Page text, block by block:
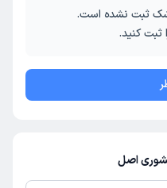
ثبت نشده است.
ثبت کنید.
اصل